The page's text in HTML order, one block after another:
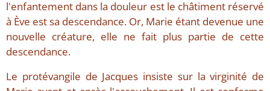
l'enfantement dans la douleur est le châtiment réservé
à Ève est sa descendance. Or, Marie étant devenue une
nouvelle créature, elle ne fait plus partie de cette
descendance.
Le protévangile de Jacques insiste sur la virginité de